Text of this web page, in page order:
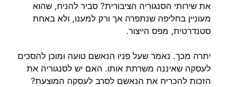
את שירותי הסנגוריה הציבורית? סביר להניח, שהוא
מעוניין בחליפה שנתפרה אך ורק למענו, ולא באחת
סטנדרטית, מפס הייצור.
יתרה מכך. נאמר שעל פניו הנאשם טועה ומוכן להסכים
לעסקה שאיננה משרתת אותו. האם יש לסנגוריה את
הזכות להכריח את הנאשם לסרב לעסקה המוצעת?